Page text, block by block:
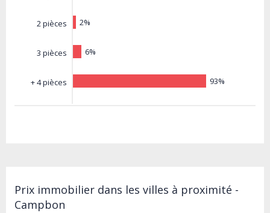
2 pièces
3 pièces
+ 4 pièces
2%
6%
93%
Prix immobilier dans les villes à proximité -
Campbon